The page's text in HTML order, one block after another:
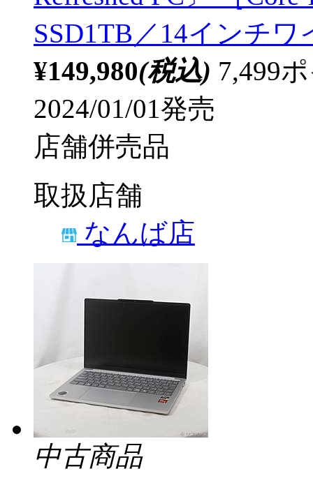
SSD1TB／14インチワ
¥149,980(税込) 7,499
2024/01/01発売
店舗併売品
取扱店舗
なんば店
中古商品